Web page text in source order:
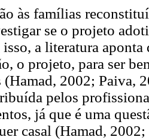
às famílias
se o projeto
isso, a literatura
o projeto, para ser
(Hamad, 2002; Paiva,
pelos
já que é uma
casal (Hamad,